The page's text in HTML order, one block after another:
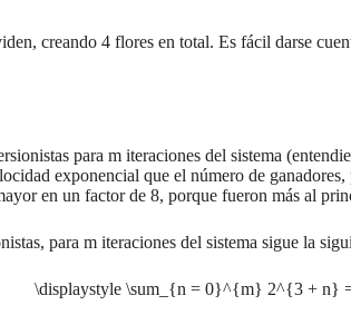
creando 4 flores en total. Es fácil darse
para m iteraciones del sistema
exponencial que el número de
en un factor de 8, porque fueron más al
para m iteraciones del sistema sigue la
\displaystyle \sum_{n = 0}^{m} 2^{3 + n}